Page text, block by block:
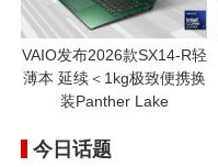
VAIO发布2026款SX14-R轻
薄本 延续＜1kg极致便携换
装Panther Lake
今日话题